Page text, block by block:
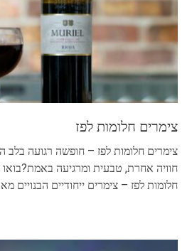
צימרים חלומות לפז
צימרים חלומות לפז – חופשה רגועה
חוויה אחרת, טבעית ומרגיעה
חלומות לפז – צימרים ייחודיים הבנויים